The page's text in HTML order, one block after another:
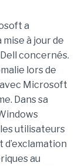
a
à jour de
concernés.
lors de
Microsoft
Dans sa
les utilisateurs
au